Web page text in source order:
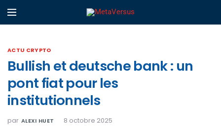
ACTU CRYPTO
Bullish et deutsche bank : un
pont fiat pour les
institutionnels
par ALEXI HUET 8 octobre 2025